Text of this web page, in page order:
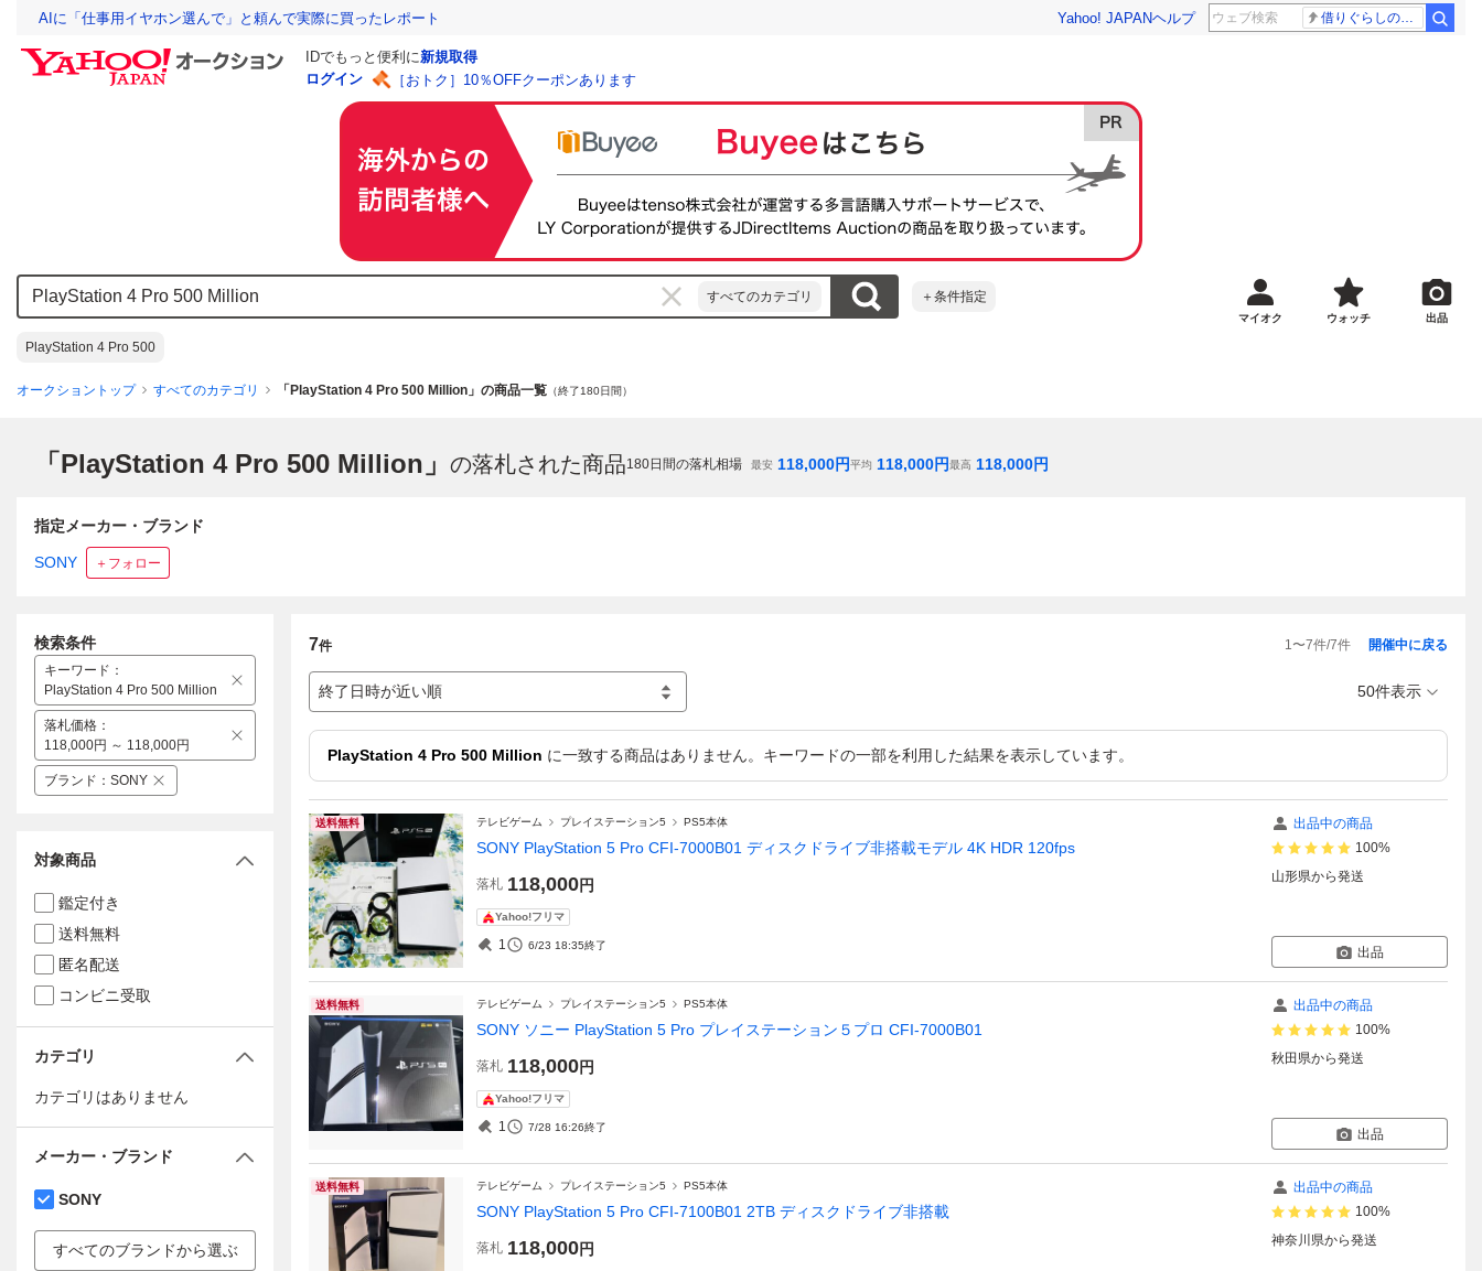
AIに「仕事用イヤホン選んで」と頼んで実際に買ったレポート Yahoo! JAPANヘルプ 借りぐらしのアリエッティ 耳をすませば
IDでもっと便利に新規取得
ログイン
［おトク］10％OFFクーポンあります
すべてのカテゴリ ＋条件指定
PlayStation 4 Pro 500
マイオク ウォッチ 出品
オークショントップ すべてのカテゴリ 「PlayStation 4 Pro 500 Million」の商品一覧 （終了180日間）
「PlayStation 4 Pro 500 Million」 の落札された商品180日間の落札相場 最安 118,000円平均 118,000円最高 118,000円
指定メーカー・ブランド
SONY ＋フォロー
7件 1〜7件/7件
終了日時が近い順
開催中に戻る
50件表示
PlayStation 4 Pro 500 Million に一致する商品はありません。キーワードの一部を利用した結果を表示しています。
送料無料 テレビゲーム プレイステーション5 PS5本体
SONY PlayStation 5 Pro CFI-7000B01 ディスクドライブ非搭載モデル 4K HDR 120fps
落札 118,000円
Yahoo!フリマ
1 6/23 18:35終了
出品中の商品
100%
山形県から発送
出品
送料無料 テレビゲーム プレイステーション5 PS5本体
SONY ソニー PlayStation 5 Pro プレイステーション５プロ CFI-7000B01
落札 118,000円
Yahoo!フリマ
1 7/28 16:26終了
出品中の商品
100%
秋田県から発送
出品
送料無料 テレビゲーム プレイステーション5 PS5本体
SONY PlayStation 5 Pro CFI-7100B01 2TB ディスクドライブ非搭載
落札 118,000円
出品中の商品
100%
神奈川県から発送
検索条件
キーワード ：
PlayStation 4 Pro 500 Million
落札価格 ：
118,000円 ～ 118,000円
ブランド ： SONY
対象商品
鑑定付き
送料無料
匿名配送
コンビニ受取
カテゴリ
カテゴリはありません
メーカー・ブランド
SONY
すべてのブランドから選ぶ